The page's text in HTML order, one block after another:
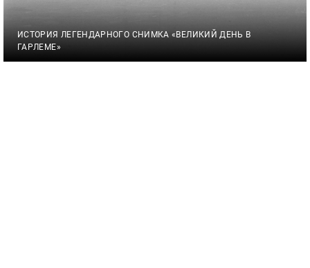
ИСТОРИЯ ЛЕГЕНДАРНОГО СНИМКА «ВЕЛИКИЙ ДЕНЬ В
ГАРЛЕМЕ»